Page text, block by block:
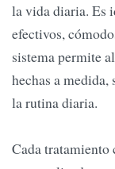
la vida diaria. Es
efectivos,
sistema permite
hechas a
la rutina diaria.
Cada